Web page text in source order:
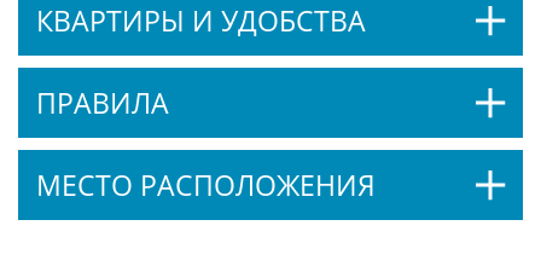
КВАРТИРЫ И УДОБСТВА
ПРАВИЛА
МЕСТО РАСПОЛОЖЕНИЯ